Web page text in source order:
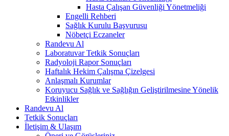
Hasta Çalışan Güvenliği Yönetmeliği
Engelli Rehberi
Sağlık Kurulu Başvurusu
Nöbetçi Eczaneler
Randevu Al
Laboratuvar Tetkik Sonuçları
Radyoloji Rapor Sonuçları
Haftalık Hekim Çalışma Çizelgesi
Anlaşmalı Kurumlar
Koruyucu Sağlık ve Sağlığın Geliştirilmesine Yönelik
Etkinlikler
Randevu Al
Tetkik Sonuçları
İletişim & Ulaşım